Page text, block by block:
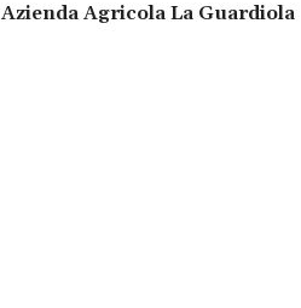
Azienda Agricola La Guardiola